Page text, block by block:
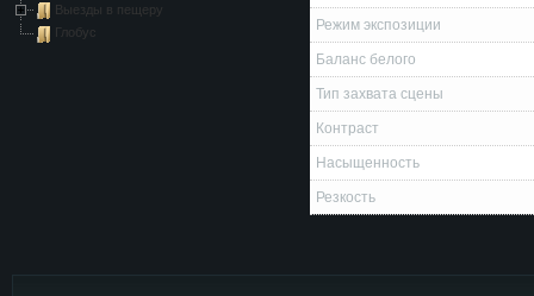
Выезды в пещеру
Глобус
Режим экспозиции
Баланс белого
Тип захвата сцены
Контраст
Насыщенность
Резкость